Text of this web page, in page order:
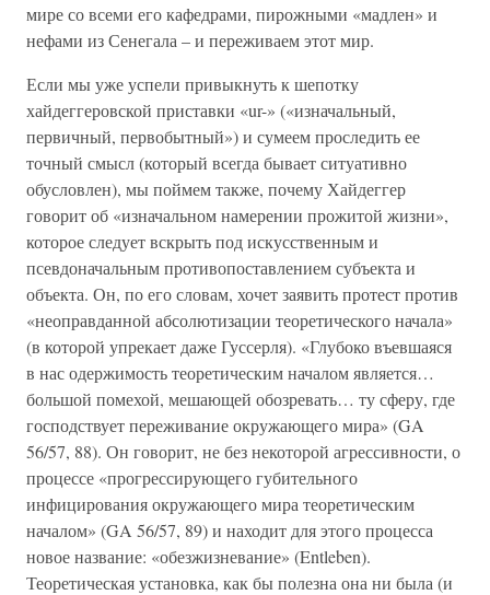
мире со всеми его кафедрами, пирожными «мадлен» и
нефами из Сенегала – и переживаем этот мир.
Если мы уже успели привыкнуть к шепотку
хайдеггеровской приставки «ur-» («изначальный,
первичный, первобытный») и сумеем проследить ее
точный смысл (который всегда бывает ситуативно
обусловлен), мы поймем также, почему Хайдеггер
говорит об «изначальном намерении прожитой жизни»,
которое следует вскрыть под искусственным и
псевдоначальным противопоставлением субъекта и
объекта. Он, по его словам, хочет заявить протест против
«неоправданной абсолютизации теоретического начала»
(в которой упрекает даже Гуссерля). «Глубоко въевшаяся
в нас одержимость теоретическим началом является…
большой помехой, мешающей обозревать… ту сферу, где
господствует переживание окружающего мира» (GA
56/57, 88). Он говорит, не без некоторой агрессивности, о
процессе «прогрессирующего губительного
инфицирования окружающего мира теоретическим
началом» (GA 56/57, 89) и находит для этого процесса
новое название: «обезжизневание» (Entleben).
Теоретическая установка, как бы полезна она ни была (и